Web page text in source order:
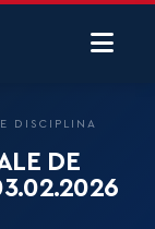
DISCIPLINA
DE